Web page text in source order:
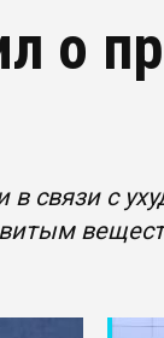
о
в связи с